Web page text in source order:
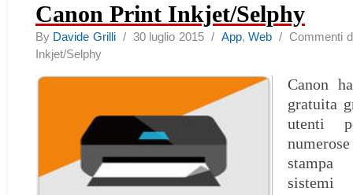
Canon Print Inkjet/Selphy
By Davide Grilli/ 30 luglio 2015 / App,Web /Commenti
Inkjet/Selphy
Canon
gratuita
utenti
stampa